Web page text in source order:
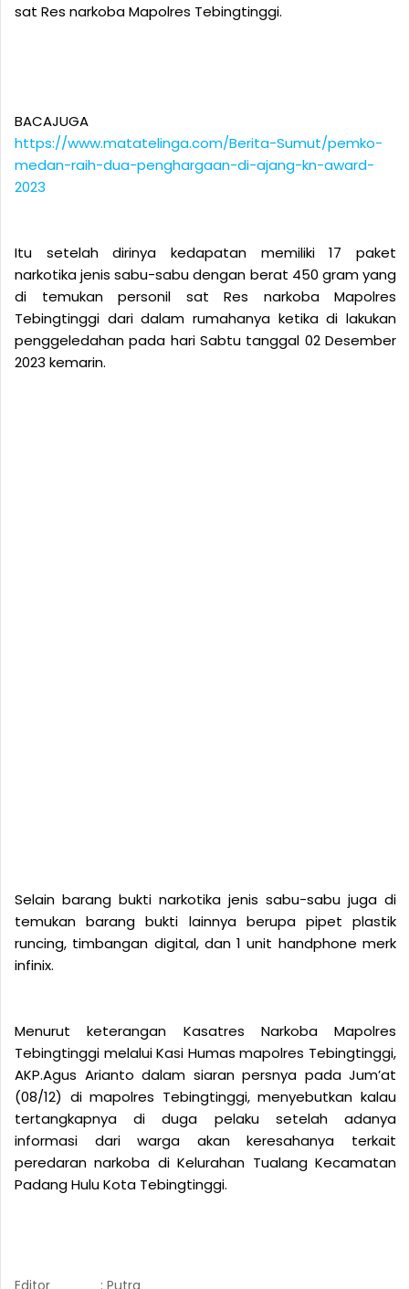
sat Res narkoba Mapolres Tebingtinggi.
BACAJUGA
https://www.matatelinga.com/Berita-Sumut/pemko-
medan-raih-dua-penghargaan-di-ajang-kn-award-
2023
Itu setelah dirinya kedapatan memiliki 17 paket
narkotika jenis sabu-sabu dengan berat 450 gram yang
di temukan personil sat Res narkoba Mapolres
Tebingtinggi dari dalam rumahanya ketika di lakukan
penggeledahan pada hari Sabtu tanggal 02 Desember
2023 kemarin.
Selain barang bukti narkotika jenis sabu-sabu juga di
temukan barang bukti lainnya berupa pipet plastik
runcing, timbangan digital, dan 1 unit handphone merk
infinix.
Menurut keterangan Kasatres Narkoba Mapolres
Tebingtinggi melalui Kasi Humas mapolres Tebingtinggi,
AKP.Agus Arianto dalam siaran persnya pada Jum’at
(08/12) di mapolres Tebingtinggi, menyebutkan kalau
tertangkapnya di duga pelaku setelah adanya
informasi dari warga akan keresahanya terkait
peredaran narkoba di Kelurahan Tualang Kecamatan
Padang Hulu Kota Tebingtinggi.
Editor : Putra